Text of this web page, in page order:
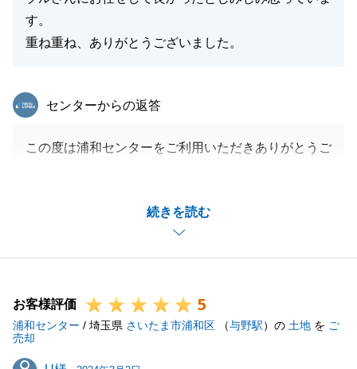
す。
重ね重ね、ありがとうございました。
続きを読む
東急リバブル
センターからの返答
この度は浦和センターをご利用いただきありがとうご
こと、大変光栄でございます。
契約直前にマイナス要素が分り価格の交渉が入りまし
たことについてお詫び申し上げます。
ただきありがとうございました。
引き続き不動産のご相談がございましたら、お気軽に
お声掛けいただければ幸甚でございます。
お客様評価 5
浦和センター / 埼玉県 さいたま市浦和区 （与野駅）の 土地 を ご
売却
U様